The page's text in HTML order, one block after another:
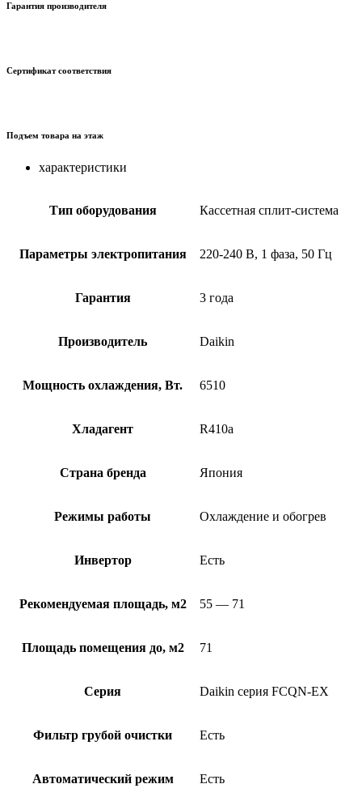
Гарантия производителя
Сертификат соответствия
Подъем товара на этаж
характеристики
Тип оборудования Кассетная сплит-система
Параметры электропитания 220-240 В, 1 фаза, 50 Гц
Гарантия 3 года
Производитель Daikin
Мощность охлаждения, Вт. 6510
Хладагент R410a
Страна бренда Япония
Режимы работы Охлаждение и обогрев
Инвертор Есть
Рекомендуемая площадь, м2 55 — 71
Площадь помещения до, м2 71
Серия Daikin серия FCQN-EX
Фильтр грубой очистки Есть
Автоматический режим Есть